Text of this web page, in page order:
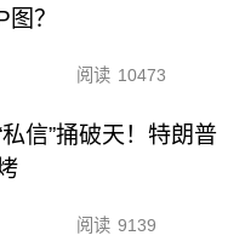
？
阅读 10473
信”捅破天！特朗普
阅读 9139